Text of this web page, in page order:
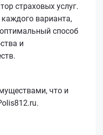
страховых услуг.
варианта,
способ
и
что и